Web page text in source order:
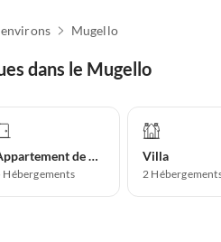
Mugello
dans le Mugello
Appartement de vacances
Hébergements
Villa
2